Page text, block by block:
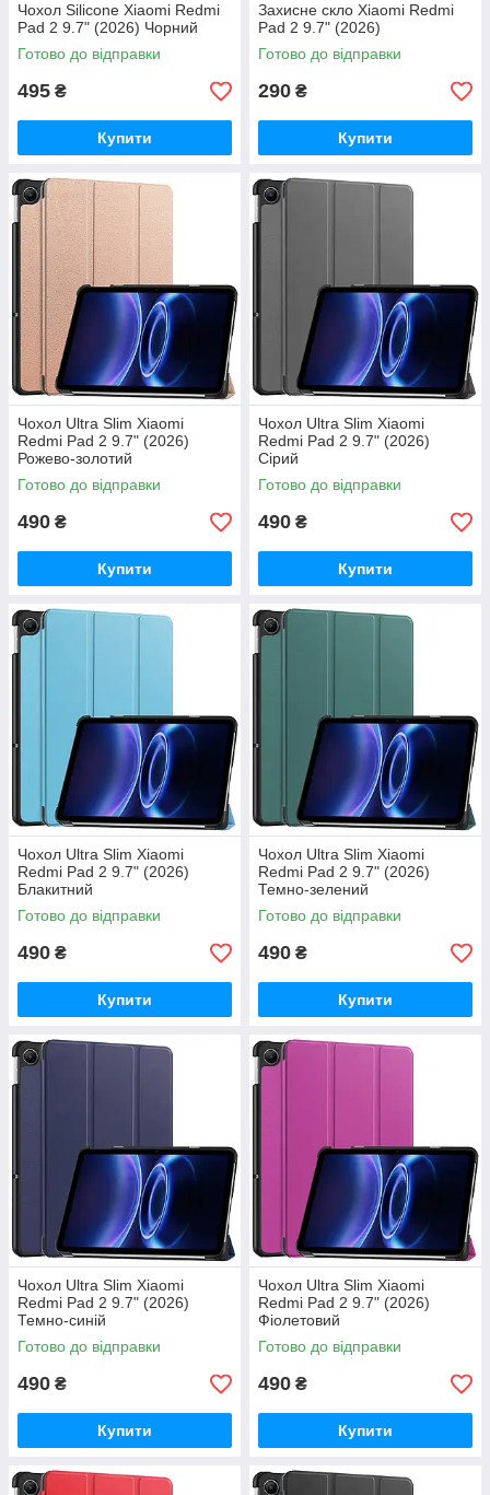
Чохол Silicone Xiaomi Redmi
Pad 2 9.7" (2026) Чорний
Готово до відправки
495 ₴
Купити
Захисне скло Xiaomi Redmi
Pad 2 9.7" (2026)
Готово до відправки
290 ₴
Купити
Чохол Ultra Slim Xiaomi
Redmi Pad 2 9.7" (2026)
Рожево-золотий
Готово до відправки
490 ₴
Купити
Чохол Ultra Slim Xiaomi
Redmi Pad 2 9.7" (2026)
Сірий
Готово до відправки
490 ₴
Купити
Чохол Ultra Slim Xiaomi
Redmi Pad 2 9.7" (2026)
Блакитний
Готово до відправки
490 ₴
Купити
Чохол Ultra Slim Xiaomi
Redmi Pad 2 9.7" (2026)
Темно-зелений
Готово до відправки
490 ₴
Купити
Чохол Ultra Slim Xiaomi
Redmi Pad 2 9.7" (2026)
Темно-синій
Готово до відправки
490 ₴
Купити
Чохол Ultra Slim Xiaomi
Redmi Pad 2 9.7" (2026)
Фіолетовий
Готово до відправки
490 ₴
Купити